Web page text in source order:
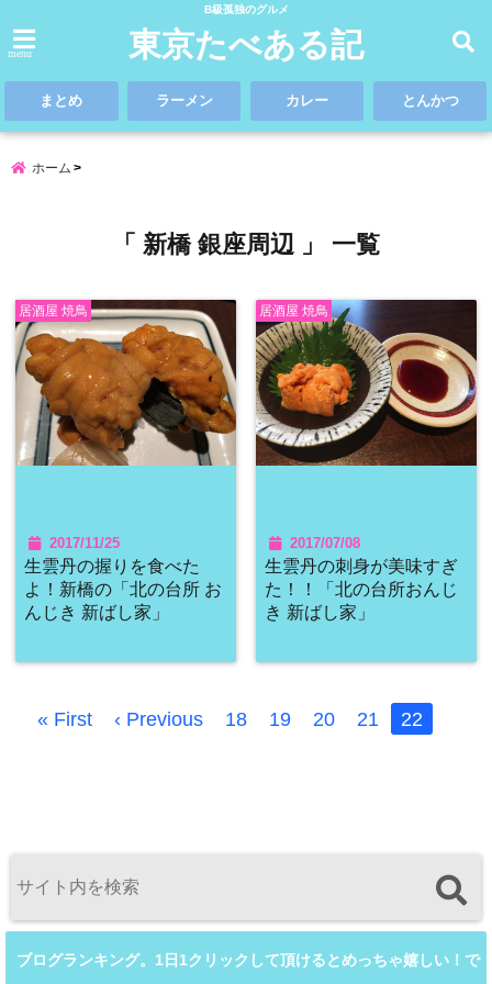
B級孤独のグルメ
menu 東京たべある記
まとめ ラーメン カレー とんかつ
ホーム
「 新橋 銀座周辺 」 一覧
居酒屋 焼鳥
2017/11/25
生雲丹の握りを食べた
よ！新橋の「北の台所 お
んじき 新ばし家」
居酒屋 焼鳥
2017/07/08
生雲丹の刺身が美味すぎ
た！！「北の台所おんじ
き 新ばし家」
« First ‹ Previous 18 19 20 21 22
ブログランキング。1日1クリックして頂けるとめっちゃ嬉しい！で